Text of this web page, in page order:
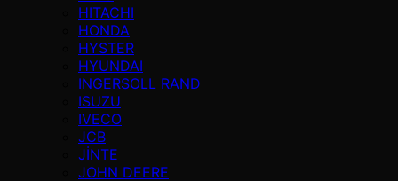
HITACHI
HONDA
HYSTER
HYUNDAI
INGERSOLL RAND
ISUZU
IVECO
JCB
JİNTE
JOHN DEERE